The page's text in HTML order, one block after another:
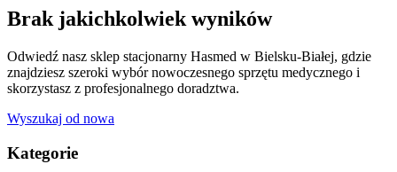
Brak jakichkolwiek wyników
Odwiedź nasz sklep stacjonarny Hasmed w Bielsku-Białej, gdzie
znajdziesz szeroki wybór nowoczesnego sprzętu medycznego i
skorzystasz z profesjonalnego doradztwa.
Wyszukaj od nowa
Kategorie